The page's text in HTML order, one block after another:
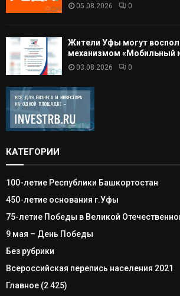
05.08.2026 0
Жители Уфы могут
механизмом «Мобильный
03.08.2026 0
КАТЕГОРИИ
100-летие Республики Башкортостан
450-летие основания г.Уфы
75-летие Победы в Великой
9 мая – День Победы
Без рубрики
Всероссийская перепись населения 2021
Главное (2 425)